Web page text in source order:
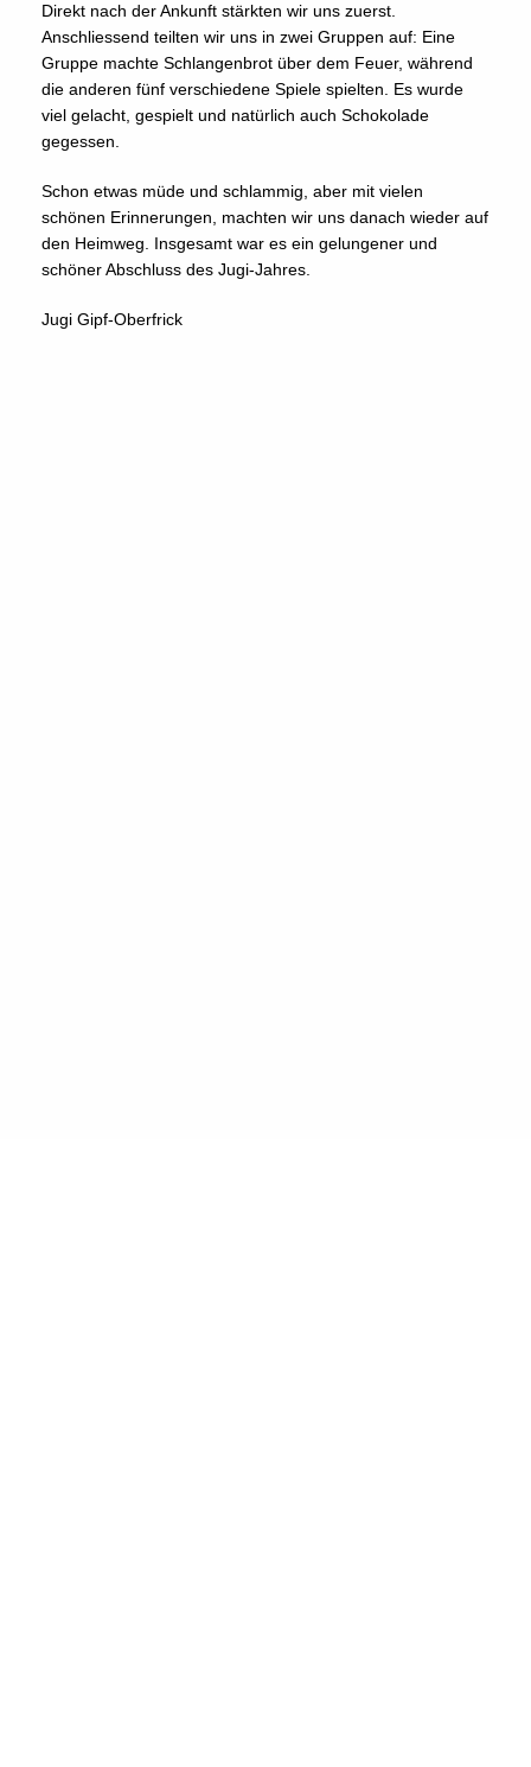
Direkt nach der Ankunft stärkten wir uns zuerst.
Anschliessend teilten wir uns in zwei Gruppen auf: Eine
Gruppe machte Schlangenbrot über dem Feuer, während
die anderen fünf verschiedene Spiele spielten. Es wurde
viel gelacht, gespielt und natürlich auch Schokolade
gegessen.
Schon etwas müde und schlammig, aber mit vielen
schönen Erinnerungen, machten wir uns danach wieder auf
den Heimweg. Insgesamt war es ein gelungener und
schöner Abschluss des Jugi-Jahres.
Jugi Gipf-Oberfrick